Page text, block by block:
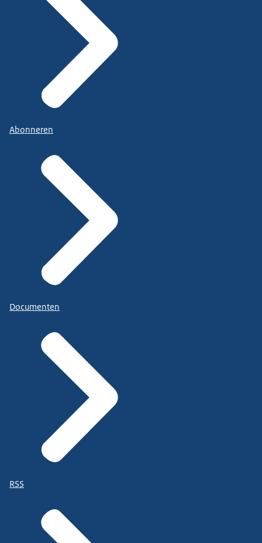
Abonneren
Documenten
RSS